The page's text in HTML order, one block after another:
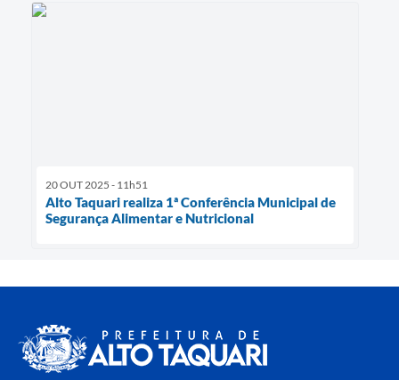
20 OUT 2025 - 11h51
Alto Taquari realiza 1ª Conferência Municipal de
Segurança Alimentar e Nutricional